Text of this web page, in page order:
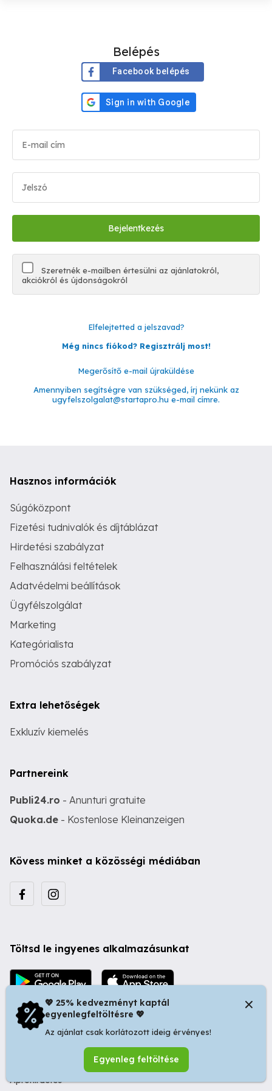
Belépés
Facebook belépés
Szeretnék e-mailben értesülni az ajánlatokról,
akciókról és újdonságokról
Elfelejtetted a jelszavad?
Még nincs fiókod? Regisztrálj most!
Megerősítő e-mail újraküldése
Amennyiben segítségre van szükséged, írj nekünk az
ugyfelszolgalat@startapro.hu e-mail címre.
Hasznos információk
Súgóközpont
Fizetési tudnivalók és díjtáblázat
Hirdetési szabályzat
Felhasználási feltételek
Adatvédelmi beállítások
Ügyfélszolgálat
Marketing
Kategórialista
Promóciós szabályzat
Extra lehetőségek
Exkluzív kiemelés
Partnereink
Publi24.ro - Anunturi gratuite
Quoka.de - Kostenlose Kleinanzeigen
Kövess minket a közösségi médiában
Töltsd le ingyenes alkalmazásunkat
© 2026 Startapró S.R.L. | Bulevardul Dacia nr 34, Oradea
410346, Romania | Tax ID: RO44483373 -
Ingyenes
Apróhirdetés
💖 25% kedvezményt kaptál
egyenlegfeltöltésre 💖
Az ajánlat csak korlátozott ideig érvényes!
Egyenleg feltöltése